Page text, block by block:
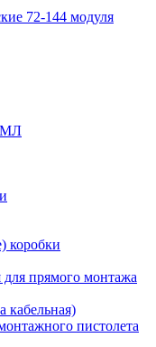
72-144 модуля
коробки
для прямого монтажа
кабельная)
пистолета